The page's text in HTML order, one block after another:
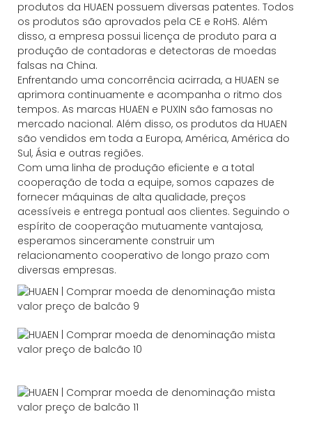
produtos da HUAEN possuem diversas patentes. Todos
os produtos são aprovados pela CE e RoHS. Além
disso, a empresa possui licença de produto para a
produção de contadoras e detectoras de moedas
falsas na China.
Enfrentando uma concorrência acirrada, a HUAEN se
aprimora continuamente e acompanha o ritmo dos
tempos. As marcas HUAEN e PUXIN são famosas no
mercado nacional. Além disso, os produtos da HUAEN
são vendidos em toda a Europa, América, América do
Sul, Ásia e outras regiões.
Com uma linha de produção eficiente e a total
cooperação de toda a equipe, somos capazes de
fornecer máquinas de alta qualidade, preços
acessíveis e entrega pontual aos clientes. Seguindo o
espírito de cooperação mutuamente vantajosa,
esperamos sinceramente construir um
relacionamento cooperativo de longo prazo com
diversas empresas.